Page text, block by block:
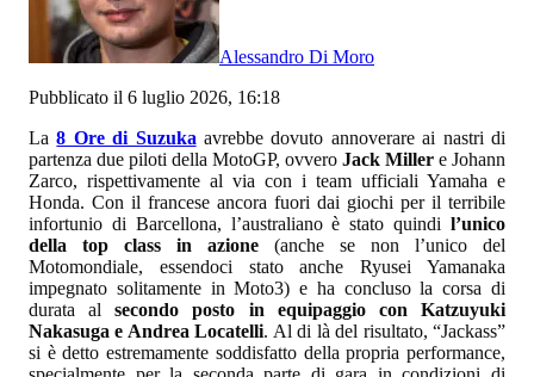
Alessandro Di Moro
Pubblicato il 6 luglio 2026, 16:18
La8 Ore di Suzuka avrebbe dovuto annoverare ai nastri di
partenza due piloti della MotoGP, ovvero Jack Miller e Johann
Zarco, rispettivamente al via con i team ufficiali Yamaha e
Honda. Con il francese ancora fuori dai giochi per il terribile
infortunio di Barcellona, l’australiano è stato quindi l’unico
della top class in azione (anche se non l’unico del
Motomondiale, essendoci stato anche Ryusei Yamanaka
impegnato solitamente in Moto3) e ha concluso la corsa di
durata alsecondo posto in equipaggio con Katzuyuki
Nakasuga e Andrea Locatelli. Al di là del risultato, “Jackass”
si è detto estremamente soddisfatto della propria performance,